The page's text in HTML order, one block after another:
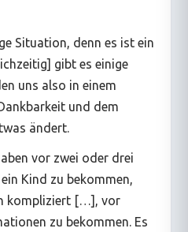
Situation, denn es ist ein
gibt es einige
uns also in einem
und dem
ändert.
vor zwei oder drei
Kind zu bekommen,
kompliziert […], vor
zu bekommen. Es